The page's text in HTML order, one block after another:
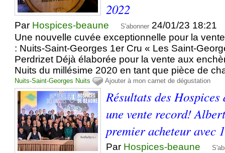
2022
Par Hospices-beaune S'abonner 24/01/23 18:21
Une nouvelle cuvée exceptionnelle pour la
: Nuits-Saint-Georges 1er Cru « Les Saint-
Perdrizet Déjà élaborée pour la vente aux
Nuits du millésime 2020 en tant que pièce de
Nuits-Saint-Georges Nuits Ajouter à mon carnet de dégustation
Résultats des Hospices
une vente record!
premier acheteur avec
Par Hospices-beaune